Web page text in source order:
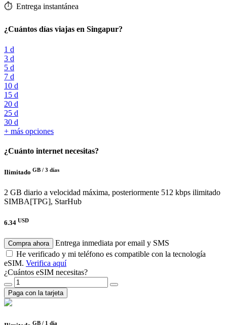
⏱️️ Entrega instantánea
¿Cuántos días viajas en Singapur?
1 d
3 d
5 d
7 d
10 d
15 d
20 d
25 d
30 d
+ más opciones
¿Cuánto internet necesitas?
Ilimitado GB / 3 días
2 GB diario a velocidad máxima, posteriormente 512 kbps ilimitado
SIMBA[TPG], StarHub
6.34 USD
Compra ahora
Entrega inmediata por email y SMS
He verificado y mi teléfono es compatible con la tecnología
eSIM. Verifica aquí
¿Cuántos eSIM necesitas?
Paga con la tarjeta
GB / 1 día